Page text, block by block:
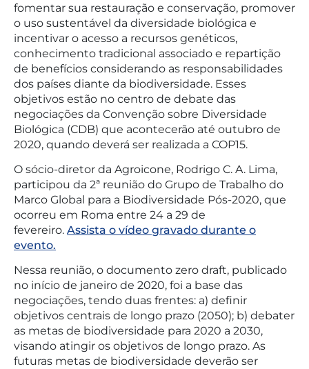
fomentar sua restauração e conservação, promover
o uso sustentável da diversidade biológica e
incentivar o acesso a recursos genéticos,
conhecimento tradicional associado e repartição
de benefícios considerando as responsabilidades
dos países diante da biodiversidade. Esses
objetivos estão no centro de debate das
negociações da Convenção sobre Diversidade
Biológica (CDB) que acontecerão até outubro de
2020, quando deverá ser realizada a COP15.
O sócio-diretor da Agroicone, Rodrigo C. A. Lima,
participou da 2ª reunião do Grupo de Trabalho do
Marco Global para a Biodiversidade Pós-2020, que
ocorreu em Roma entre 24 a 29 de
fevereiro. Assista o vídeo gravado durante o
evento.
Nessa reunião, o documento zero draft, publicado
no início de janeiro de 2020, foi a base das
negociações, tendo duas frentes: a) definir
objetivos centrais de longo prazo (2050); b) debater
as metas de biodiversidade para 2020 a 2030,
visando atingir os objetivos de longo prazo. As
futuras metas de biodiversidade deverão ser